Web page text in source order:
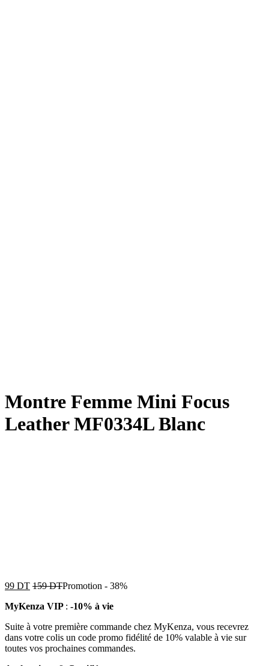
Montre Femme Mini Focus
Leather MF0334L Blanc
99 DT 159DTPromotion - 38%
MyKenza VIP : -10% à vie
Suite à votre première commande chez MyKenza, vous recevrez
dans votre colis un code promo fidélité de 10% valable à vie sur
toutes vos prochaines commandes.